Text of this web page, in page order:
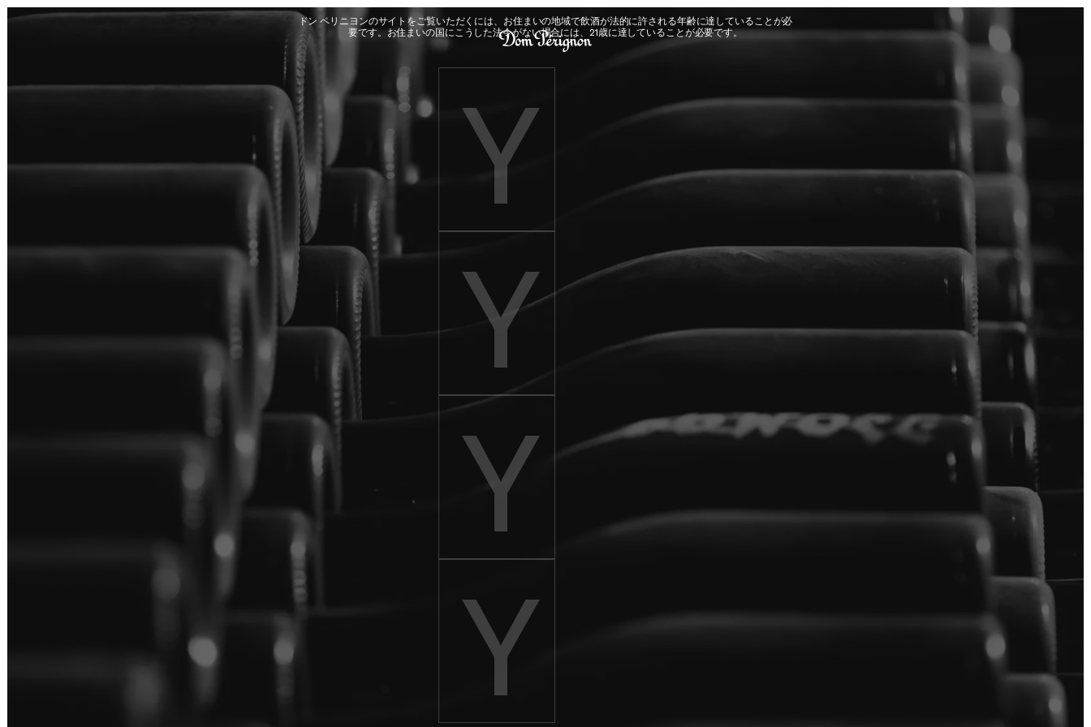
Skip to main content
Dom Pérignon
ドン ペリニヨンのサイトをご覧いただくには、お住まいの地域で飲酒が法的に許される年齢に達していることが必
要です。お住まいの国にこうした法令がない場合には、21歳に達していることが必要です。